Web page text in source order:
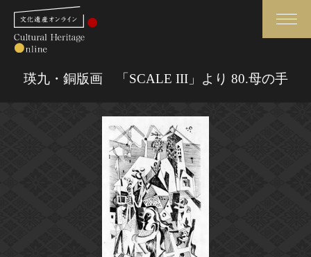
媒体資料・関連記事等
博物館、美術館の皆さまへ
文化庁よりご挨拶
瑛九・銅版画 「SCALE III」より 80.母の手